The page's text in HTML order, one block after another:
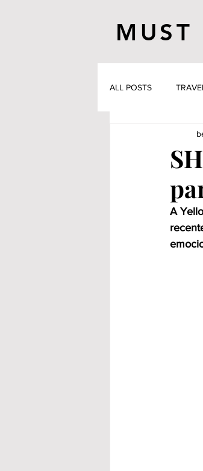
MUST
ALL POSTS TRAVEL
A